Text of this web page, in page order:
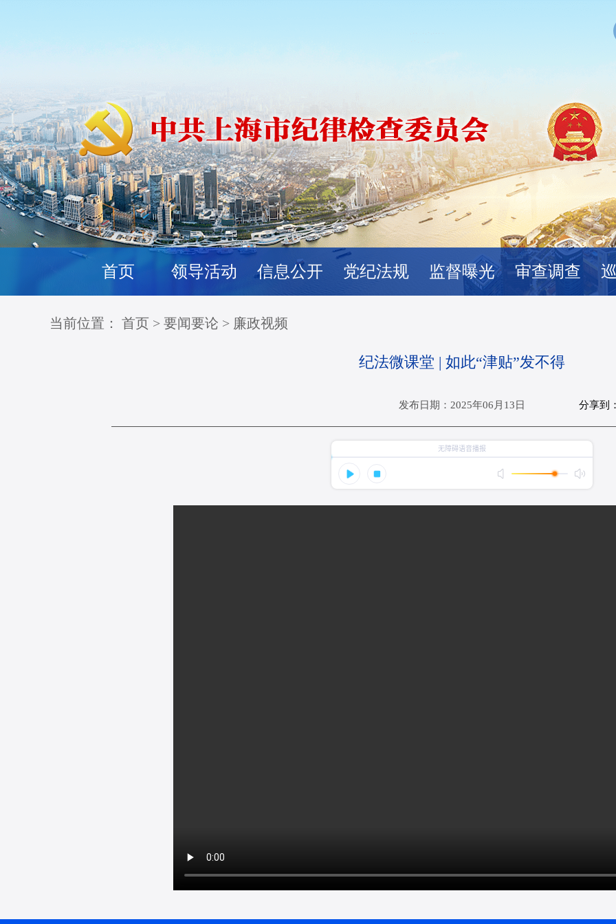
首页 领导活动 信息公开 党纪法规 监督曝光 审查调查
当前位置： 首页 > 要闻要论 > 廉政视频
纪法微课堂 | 如此“津贴”发不得
发布日期：2025年06月13日 分享到